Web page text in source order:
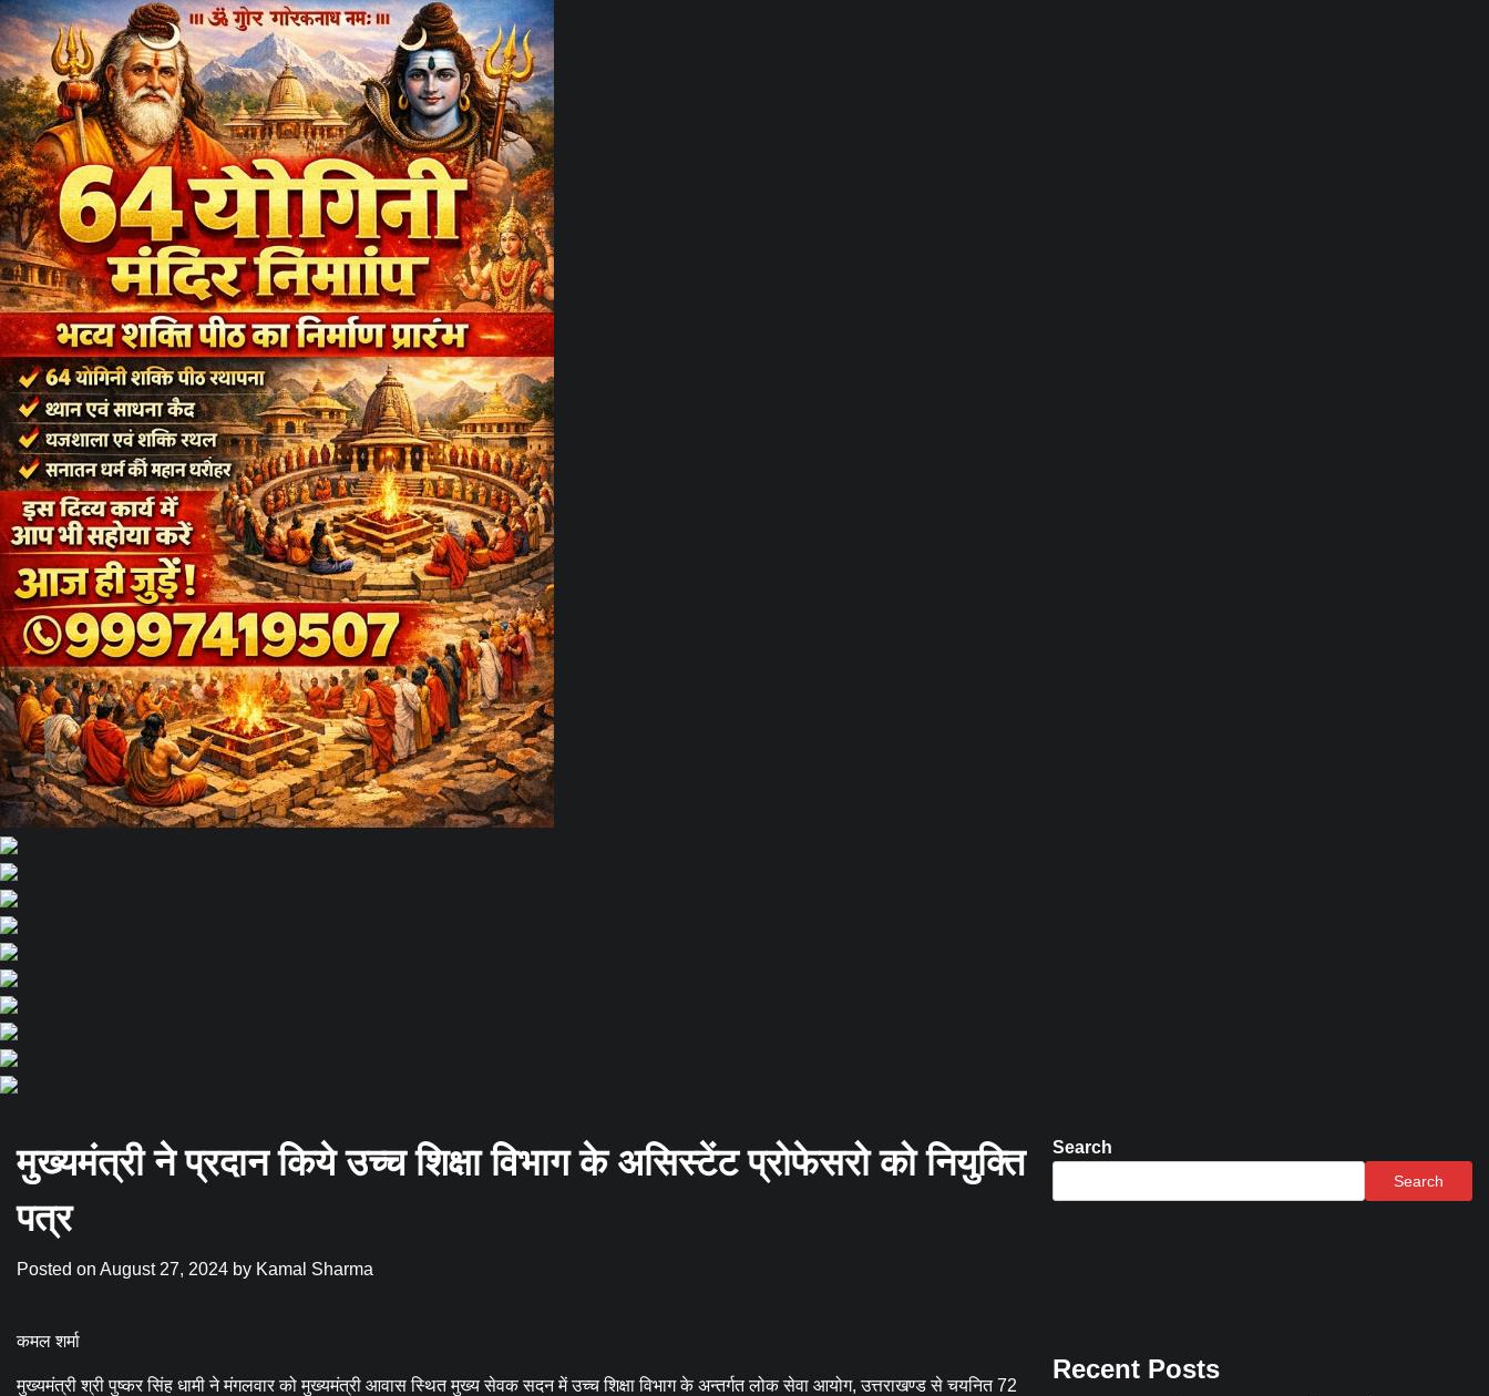
मुख्यमंत्री ने प्रदान किये उच्च शिक्षा विभाग के असिस्टेंट प्रोफेसरो को नियुक्ति
पत्र
Posted on August 27, 2024 by Kamal Sharma
कमल शर्मा
मुख्यमंत्री श्री पुष्कर सिंह धामी ने मंगलवार को मुख्यमंत्री आवास स्थित मुख्य सेवक सदन में उच्च शिक्षा विभाग के अन्तर्गत लोक सेवा आयोग, उत्तराखण्ड से चयनित 72
Search
Search
Recent Posts